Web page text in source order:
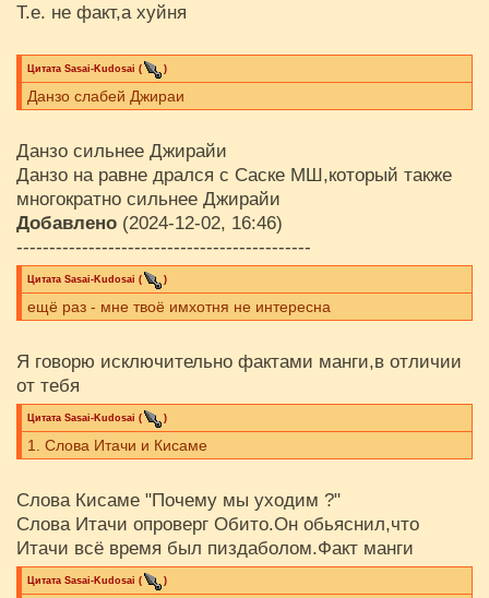
Т.е. не факт,а хуйня
Цитата Sasai-Kudosai ( )
Данзо слабей Джираи
Данзо сильнее Джирайи
Данзо на равне дрался с Саске МШ,который также
многократно сильнее Джирайи
Добавлено (2024-12-02, 16:46)
---------------------------------------------
Цитата Sasai-Kudosai ( )
ещё раз - мне твоё имхотня не интересна
Я говорю исключительно фактами манги,в отличии
от тебя
Цитата Sasai-Kudosai ( )
1. Слова Итачи и Кисаме
Слова Кисаме "Почему мы уходим ?"
Слова Итачи опроверг Обито.Он обьяснил,что
Итачи всё время был пиздаболом.Факт манги
Цитата Sasai-Kudosai ( )